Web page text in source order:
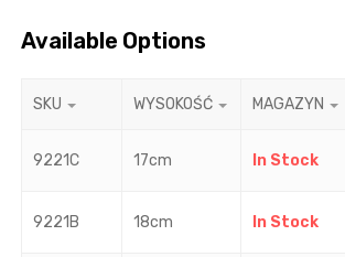
Available Options
SKU WYSOKOŚĆ MAGAZYN
9221C 17cm In Stock
9221B 18cm In Stock